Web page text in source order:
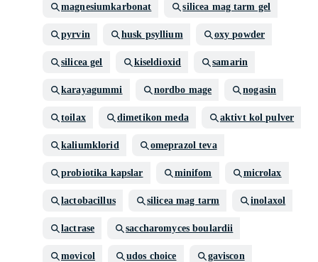
magnesiumkarbonat silicea mag tarm gel
pyrvin husk psyllium oxy powder
silicea gel kiseldioxid samarin
karayagummi nordbo mage nogasin
toilax dimetikon meda aktivt kol pulver
kaliumklorid omeprazol teva
probiotika kapslar minifom microlax
lactobacillus silicea mag tarm inolaxol
lactrase saccharomyces boulardii
movicol udos choice gaviscon